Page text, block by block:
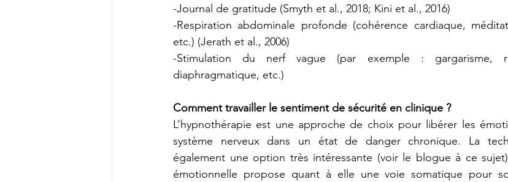
-Journal de gratitude (Smyth et al., 2018; Kini et al., 2016)
-Respiration abdominale profonde (cohérence cardiaque,
etc.) (Jerath et al., 2006)
-Stimulation du nerf vague (par exemple : gargarisme,
diaphragmatique, etc.)
Comment travailler le sentiment de sécurité en clinique ?
L’hypnothérapie est une approche de choix pour libérer les
système nerveux dans un état de danger chronique. La
également une option très intéressante (voir le blogue à ce
émotionnelle propose quant à elle une voie somatique pour